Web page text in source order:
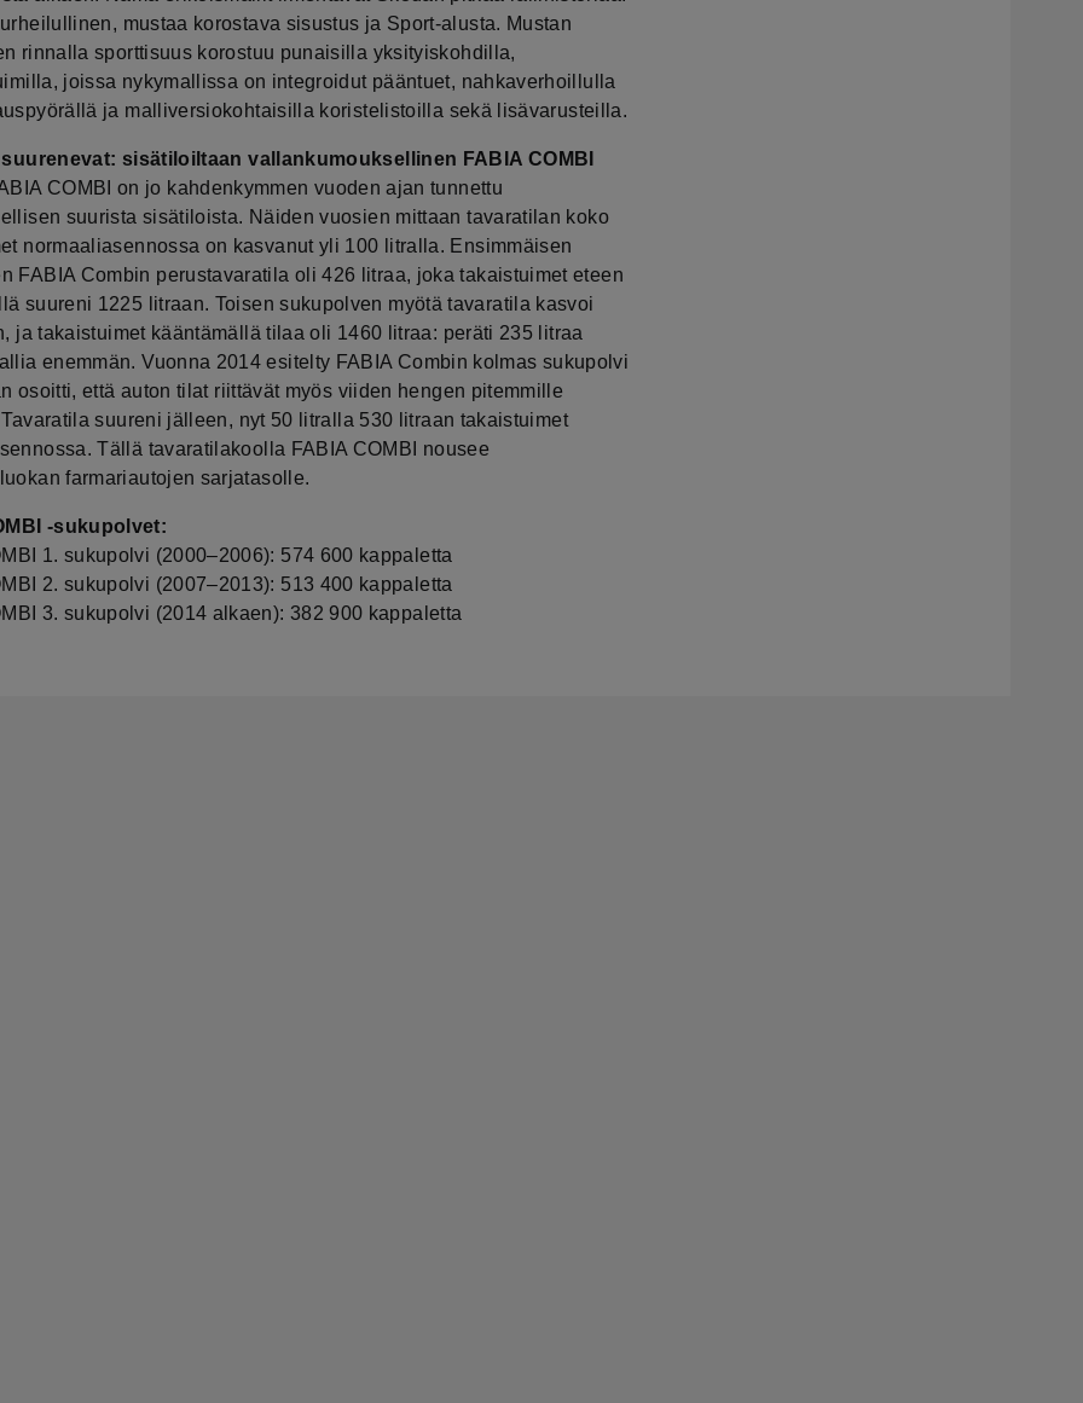
mustaa korostava sisustus ja Sport-alusta. Mustan
rinnalla sporttisuus korostuu punaisilla yksityiskohdilla,
joissa nykymallissa on integroidut pääntuet, nahkaverhoillulla
ja malliversiokohtaisilla koristelistoilla sekä lisävarusteilla.
sisätiloiltaan vallankumouksellinen FABIA COMBI
COMBI on jo kahdenkymmen vuoden ajan tunnettu
suurista sisätiloista. Näiden vuosien mittaan tavaratilan koko
normaaliasennossa on kasvanut yli 100 litralla. Ensimmäisen
FABIA Combin perustavaratila oli 426 litraa, joka takaistuimet eteen
suureni 1225 litraan. Toisen sukupolven myötä tavaratila kasvoi
ja takaistuimet kääntämällä tilaa oli 1460 litraa: peräti 235 litraa
enemmän. Vuonna 2014 esitelty FABIA Combin kolmas sukupolvi
osoitti, että auton tilat riittävät myös viiden hengen pitemmille
suureni jälleen, nyt 50 litralla 530 litraan takaistuimet
Tällä tavaratilakoolla FABIA COMBI nousee
farmariautojen sarjatasolle.
-sukupolvet:
1. sukupolvi (2000‒2006): 574 600 kappaletta
2. sukupolvi (2007‒2013): 513 400 kappaletta
3. sukupolvi (2014 alkaen): 382 900 kappaletta